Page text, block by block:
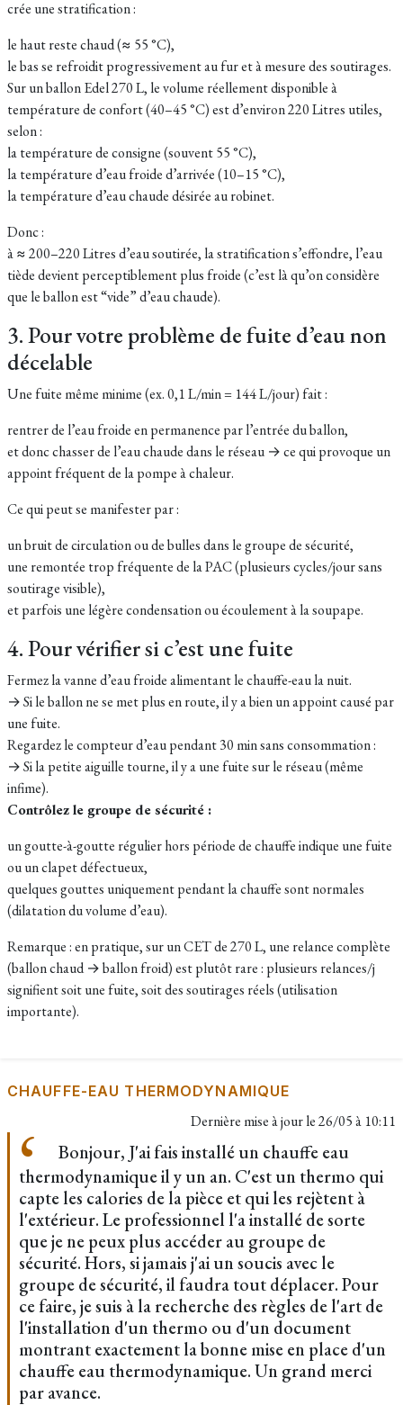
crée une stratification :
le haut reste chaud (≈ 55 °C),
le bas se refroidit progressivement au fur et à mesure des soutirages.
Sur un ballon Edel 270 L, le volume réellement disponible à
température de confort (40–45 °C) est d’environ 220 Litres utiles,
selon :
la température de consigne (souvent 55 °C),
la température d’eau froide d’arrivée (10–15 °C),
la température d’eau chaude désirée au robinet.
Donc :
à ≈ 200–220 Litres d’eau soutirée, la stratification s’effondre, l’eau
tiède devient perceptiblement plus froide (c’est là qu’on considère
que le ballon est “vide” d’eau chaude).
3. Pour votre problème de fuite d’eau non
décelable
Une fuite même minime (ex. 0,1 L/min = 144 L/jour) fait :
rentrer de l’eau froide en permanence par l’entrée du ballon,
et donc chasser de l’eau chaude dans le réseau → ce qui provoque un
appoint fréquent de la pompe à chaleur.
Ce qui peut se manifester par :
un bruit de circulation ou de bulles dans le groupe de sécurité,
une remontée trop fréquente de la PAC (plusieurs cycles/jour sans
soutirage visible),
et parfois une légère condensation ou écoulement à la soupape.
4. Pour vérifier si c’est une fuite
Fermez la vanne d’eau froide alimentant le chauffe-eau la nuit.
→ Si le ballon ne se met plus en route, il y a bien un appoint causé par
une fuite.
Regardez le compteur d’eau pendant 30 min sans consommation :
→ Si la petite aiguille tourne, il y a une fuite sur le réseau (même
infime).
Contrôlez le groupe de sécurité :
un goutte-à-goutte régulier hors période de chauffe indique une fuite
ou un clapet défectueux,
quelques gouttes uniquement pendant la chauffe sont normales
(dilatation du volume d’eau).
Remarque : en pratique, sur un CET de 270 L, une relance complète
(ballon chaud → ballon froid) est plutôt rare : plusieurs relances/j
signifient soit une fuite, soit des soutirages réels (utilisation
importante).
CHAUFFE-EAU THERMODYNAMIQUE
Dernière mise à jour le26/05 à 10:11
Bonjour, J'ai fais installé un chauffe eau
thermodynamique il y un an. C'est un thermo qui
capte les calories de la pièce et qui les rejètent à
l'extérieur. Le professionnel l'a installé de sorte
que je ne peux plus accéder au groupe de
sécurité. Hors, si jamais j'ai un soucis avec le
groupe de sécurité, il faudra tout déplacer. Pour
ce faire, je suis à la recherche des règles de l'art de
l'installation d'un thermo ou d'un document
montrant exactement la bonne mise en place d'un
chauffe eau thermodynamique. Un grand merci
par avance.